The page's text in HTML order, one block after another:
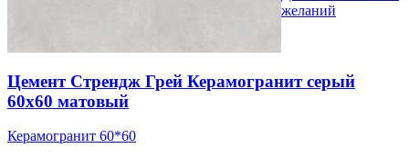
желаний
Цемент Стрендж Грей Керамогранит серый
60х60 матовый
Керамогранит 60*60